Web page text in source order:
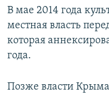
В мае 2014 года
местная власть
которая
года.
Позже власти